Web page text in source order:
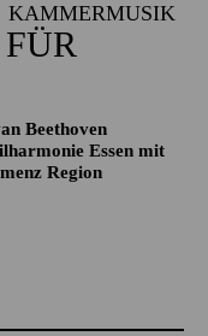
KAMMERMUSIK
Beethoven
Essen mit
Region